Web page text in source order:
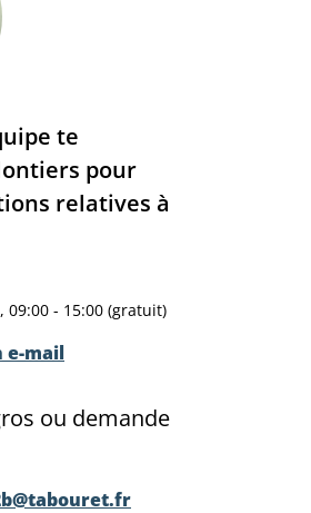
te
pour
relatives à
09:00 - 15:00 (gratuit)
e-mail
ou demande